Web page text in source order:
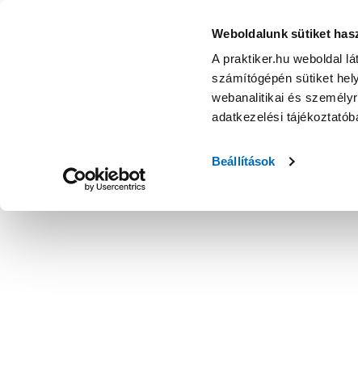
Weboldalunk sütiket
A praktiker.hu weboldal
számítógépén sütiket
webanalitikai és
adatkezelési
Beállítások